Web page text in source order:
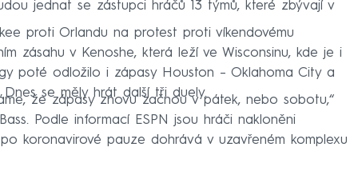
jednat se zástupci hráčů 13 týmů, které zbývají v
proti Orlandu na protest proti víkendovému
zásahu v Kenoshe, která leží ve Wisconsinu, kde je i
poté odložilo i zápasy Houston – Oklahoma City a
Dnes se měly hrát další tři duely.
že zápasy znovu začnou v pátek, nebo sobotu,“
Podle informací ESPN jsou hráči nakloněni
koronavirové pauze dohrává v uzavřeném komplexu